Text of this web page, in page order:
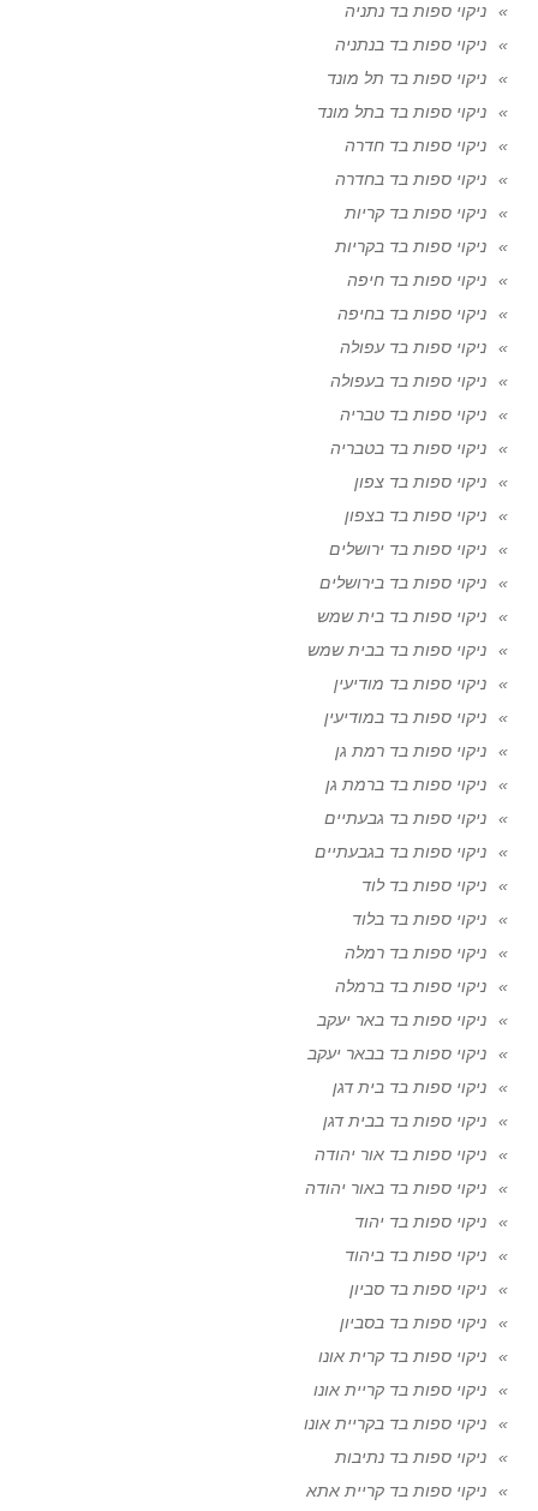
ניקוי ספות בד נתניה
ניקוי ספות בד בנתניה
ניקוי ספות בד תל מונד
ניקוי ספות בד בתל מונד
ניקוי ספות בד חדרה
ניקוי ספות בד בחדרה
ניקוי ספות בד קריות
ניקוי ספות בד בקריות
ניקוי ספות בד חיפה
ניקוי ספות בד בחיפה
ניקוי ספות בד עפולה
ניקוי ספות בד בעפולה
ניקוי ספות בד טבריה
ניקוי ספות בד בטבריה
ניקוי ספות בד צפון
ניקוי ספות בד בצפון
ניקוי ספות בד ירושלים
ניקוי ספות בד בירושלים
ניקוי ספות בד בית שמש
ניקוי ספות בד בבית שמש
ניקוי ספות בד מודיעין
ניקוי ספות בד במודיעין
ניקוי ספות בד רמת גן
ניקוי ספות בד ברמת גן
ניקוי ספות בד גבעתיים
ניקוי ספות בד בגבעתיים
ניקוי ספות בד לוד
ניקוי ספות בד בלוד
ניקוי ספות בד רמלה
ניקוי ספות בד ברמלה
ניקוי ספות בד באר יעקב
ניקוי ספות בד בבאר יעקב
ניקוי ספות בד בית דגן
ניקוי ספות בד בבית דגן
ניקוי ספות בד אור יהודה
ניקוי ספות בד באור יהודה
ניקוי ספות בד יהוד
ניקוי ספות בד ביהוד
ניקוי ספות בד סביון
ניקוי ספות בד בסביון
ניקוי ספות בד קרית אונו
ניקוי ספות בד קריית אונו
ניקוי ספות בד בקריית אונו
ניקוי ספות בד נתיבות
ניקוי ספות בד קריית אתא